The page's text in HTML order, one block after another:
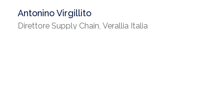
Antonino Virgillito
Direttore Supply Chain, Verallia Italia